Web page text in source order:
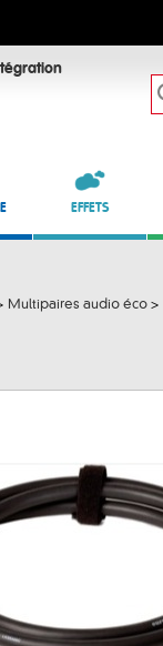
EFFETS
Multipaires audio éco >